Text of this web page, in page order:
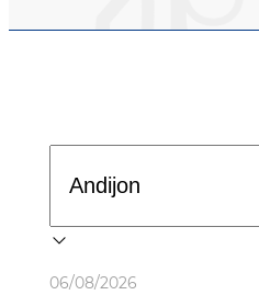
06/08/2026